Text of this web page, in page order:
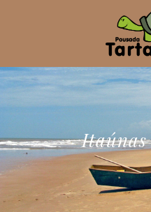
Itaúnas